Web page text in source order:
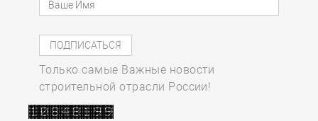
Только самые Важные новости
строительной отрасли России!